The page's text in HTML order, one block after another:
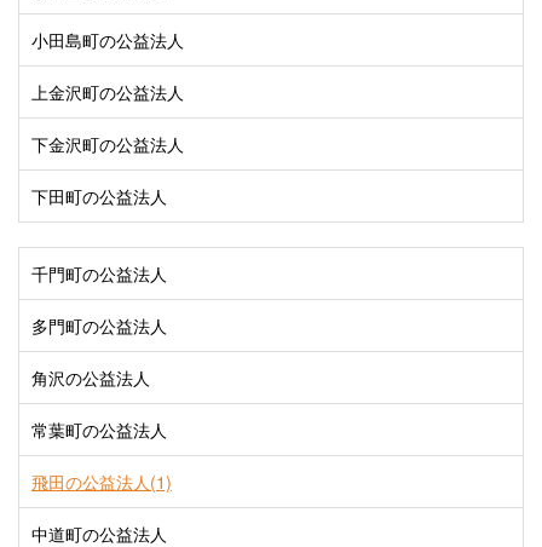
小田島町の公益法人
上金沢町の公益法人
下金沢町の公益法人
下田町の公益法人
千門町の公益法人
多門町の公益法人
角沢の公益法人
常葉町の公益法人
飛田の公益法人(1)
中道町の公益法人